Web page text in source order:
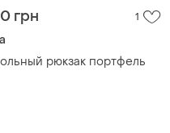
грн 1
рюкзак портфель